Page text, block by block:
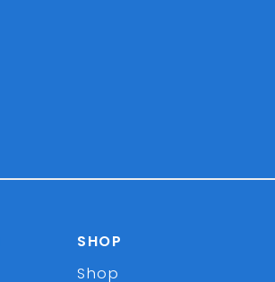
SHOP
Shop